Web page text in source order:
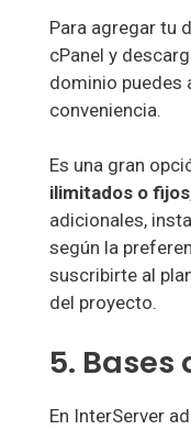
Para agregar tu
cPanel y
dominio puedes
conveniencia.
Es una gran
ilimitados o fijos
adicionales,
según la
suscribirte al
del proyecto.
5. Bases
En InterServer